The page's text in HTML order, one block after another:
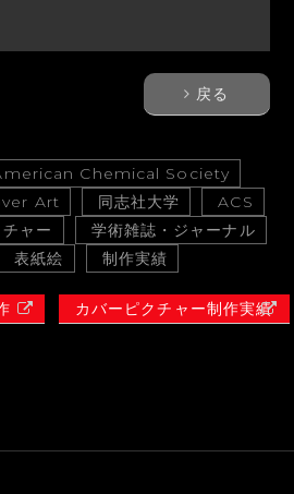
戻る
Chemical Society
Art 同志社大学
ACS
ャー
学術雑誌・ジャーナル
表紙絵 制作実績
カバーピクチャー制作実績